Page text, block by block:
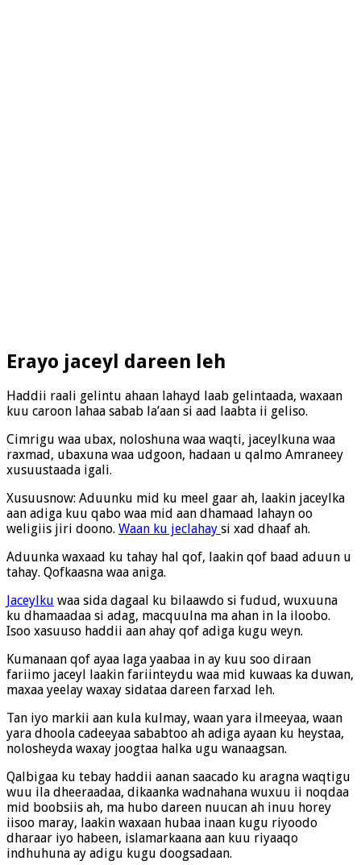
Erayo jaceyl dareen leh
Haddii raali gelintu ahaan lahayd laab gelintaada, waxaan
kuu caroon lahaa sabab la’aan si aad laabta ii geliso.
Cimrigu waa ubax, noloshuna waa waqti, jaceylkuna waa
raxmad, ubaxuna waa udgoon, hadaan u qalmo Amraneey
xusuustaada igali.
Xusuusnow: Aduunku mid ku meel gaar ah, laakin jaceylka
aan adiga kuu qabo waa mid aan dhamaad lahayn oo
weligiis jiri doono. Waan ku jeclahay si xad dhaaf ah.
Aduunka waxaad ku tahay hal qof, laakin qof baad aduun u
tahay. Qofkaasna waa aniga.
Jaceylku waa sida dagaal ku bilaawdo si fudud, wuxuuna
ku dhamaadaa si adag, macquulna ma ahan in la iloobo.
Isoo xasuuso haddii aan ahay qof adiga kugu weyn.
Kumanaan qof ayaa laga yaabaa in ay kuu soo diraan
fariimo jaceyl laakin fariinteydu waa mid kuwaas ka duwan,
maxaa yeelay waxay sidataa dareen farxad leh.
Tan iyo markii aan kula kulmay, waan yara ilmeeyaa, waan
yara dhoola cadeeyaa sababtoo ah adiga ayaan ku heystaa,
nolosheyda waxay joogtaa halka ugu wanaagsan.
Qalbigaa ku tebay haddii aanan saacado ku aragna waqtigu
wuu ila dheeraadaa, dikaanka wadnahana wuxuu ii noqdaa
mid boobsiis ah, ma hubo dareen nuucan ah inuu horey
iisoo maray, laakin waxaan hubaa inaan kugu riyoodo
dharaar iyo habeen, islamarkaana aan kuu riyaaqo
indhuhuna ay adigu kugu doogsadaan.